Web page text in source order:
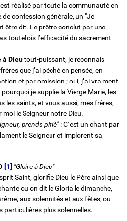
est réalisé par toute la communauté en
confession générale, un "Je
être dit. Le prêtre conclut par une
toutefois l’efficacité du sacrement
à Dieutout-puissant, je reconnais
que j’ai péché en pensée, en
et par omission ; oui, j’ai vraiment
pourquoi je supplie la Vierge Marie, les
les saints, et vous aussi, mes frères,
moi le Seigneur notre Dieu.
prends pitié": C´est un chant par
le Seigneur et implorent sa
[1] "Gloire à Dieu"
Saint, glorifie Dieu le Père ainsi que
ou on dit le Gloria le dimanche,
aux solennités et aux fêtes, ou
particulières plus solennelles.